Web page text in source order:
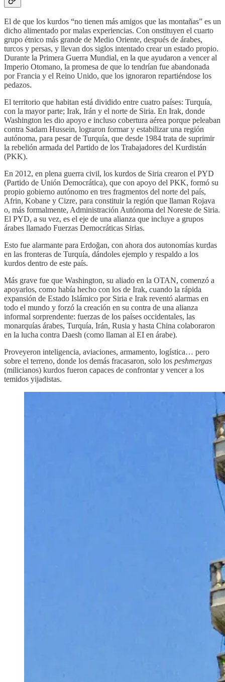
El de que los kurdos “no tienen más amigos que las montañas” es un
dicho alimentado por malas experiencias. Con onstituyen el cuarto
grupo étnico más grande de Medio Oriente, después de árabes,
turcos y persas, y llevan dos siglos intentado crear un estado propio.
Durante la Primera Guerra Mundial, en la que ayudaron a vencer al
Imperio Otomano, la promesa de que lo tendrían fue abandonada
por Francia y el Reino Unido, que los ignoraron repartiéndose los
pedazos.
El territorio que habitan está dividido entre cuatro países: Turquía,
con la mayor parte; Irak, Irán y el norte de Siria. En Irak, donde
Washington les dio apoyo e incluso cobertura aérea porque peleaban
contra Sadam Hussein, lograron formar y estabilizar una región
autónoma, para pesar de Turquía, que desde 1984 trata de suprimir
la rebelión armada del Partido de los Trabajadores del Kurdistán
(PKK).
En 2012, en plena guerra civil, los kurdos de Siria crearon el PYD
(Partido de Unión Democrática), que con apoyo del PKK, formó su
propio gobierno autónomo en tres fragmentos del norte del país,
Afrin, Kobane y Cizre, para constituir la región que llaman Rojava
o, más formalmente, Administración Autónoma del Noreste de Siria.
El PYD, a su vez, es el eje de una alianza que incluye a grupos
árabes llamado Fuerzas Democráticas Sirias.
Esto fue alarmante para Erdoğan, con ahora dos autonomías kurdas
en las fronteras de Turquía, dándoles ejemplo y respaldo a los
kurdos dentro de este país.
Más grave fue que Washington, su aliado en la OTAN, comenzó a
apoyarlos, como había hecho con los de Irak, cuando la rápida
expansión de Estado Islámico por Siria e Irak reventó alarmas en
todo el mundo y forzó la creación en su contra de una alianza
informal sorprendente: fuerzas de los países occidentales, las
monarquías árabes, Turquía, Irán, Rusia y hasta China colaboraron
en la lucha contra Daesh (como llaman al EI en árabe).
Proveyeron inteligencia, aviaciones, armamento, logística… pero
sobre el terreno, donde los demás fracasaron, solo los peshmergas
(milicianos) kurdos fueron capaces de confrontar y vencer a los
temidos yijadistas.